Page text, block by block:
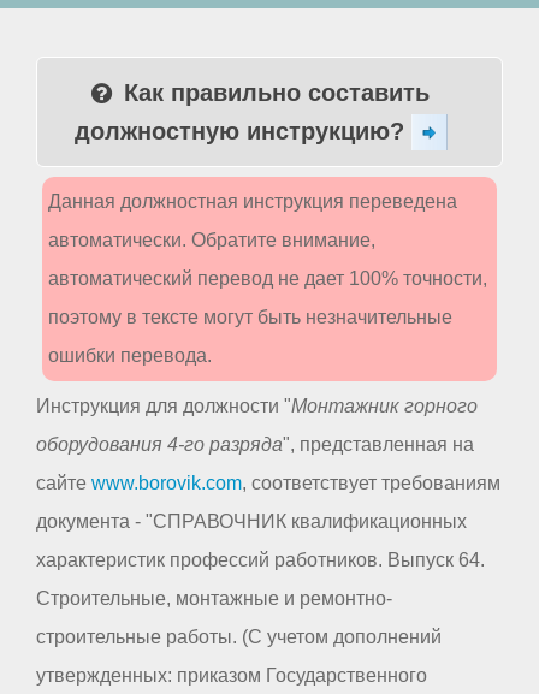
Как правильно составить
должностную инструкцию?
Данная должностная инструкция переведена
автоматически. Обратите внимание,
автоматический перевод не дает 100% точности,
поэтому в тексте могут быть незначительные
ошибки перевода.
Инструкция для должности "Монтажник горного
оборудования 4-го разряда", представленная на
сайте www.borovik.com, соответствует требованиям
документа - "СПРАВОЧНИК квалификационных
характеристик профессий работников. Выпуск 64.
Строительные, монтажные и ремонтно-
строительные работы. (С учетом дополнений
утвержденных: приказом Государственного